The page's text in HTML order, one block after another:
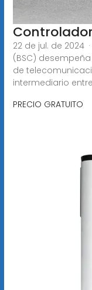
22 de jul. de 2024
(BSC)
de
intermediario
PRECIO GRATUITO